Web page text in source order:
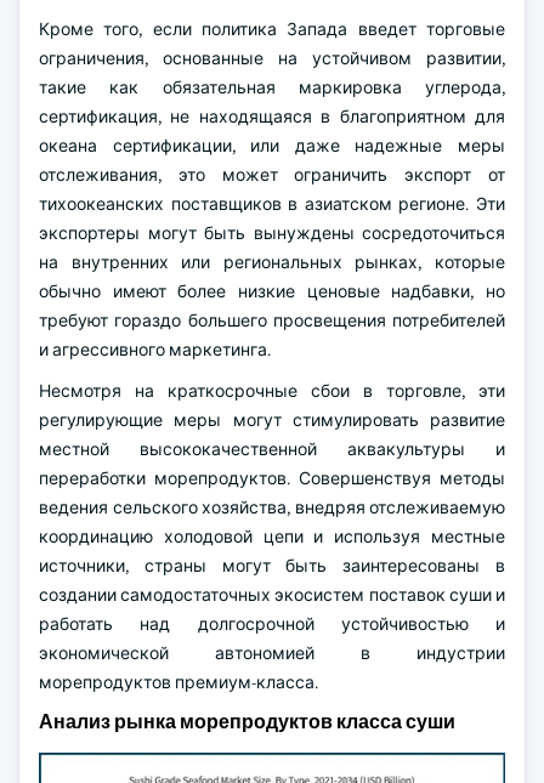
Кроме того, если политика Запада введет торговые
ограничения, основанные на устойчивом развитии,
такие как обязательная маркировка углерода,
сертификация, не находящаяся в благоприятном для
океана сертификации, или даже надежные меры
отслеживания, это может ограничить экспорт от
тихоокеанских поставщиков в азиатском регионе. Эти
экспортеры могут быть вынуждены сосредоточиться
на внутренних или региональных рынках, которые
обычно имеют более низкие ценовые надбавки, но
требуют гораздо большего просвещения потребителей
и агрессивного маркетинга.
Несмотря на краткосрочные сбои в торговле, эти
регулирующие меры могут стимулировать развитие
местной высококачественной аквакультуры и
переработки морепродуктов. Совершенствуя методы
ведения сельского хозяйства, внедряя отслеживаемую
координацию холодовой цепи и используя местные
источники, страны могут быть заинтересованы в
создании самодостаточных экосистем поставок суши и
работать над долгосрочной устойчивостью и
экономической автономией в индустрии
морепродуктов премиум-класса.
Анализ рынка морепродуктов класса суши